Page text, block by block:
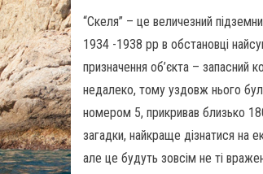
“Скеля” – це величезний
1934 -1938 рр в обстановці
призначення об’єкта – запасний
недалеко, тому уздовж нього
номером 5, прикривав близько
загадки, найкраще дізнатися на
але це будуть зовсім не ті